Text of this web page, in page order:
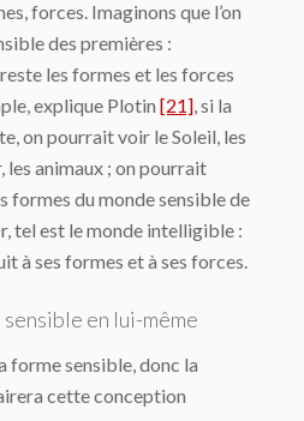
forces. Imaginons que l’on
des premières :
les formes et les forces
explique Plotin [21], si la
on pourrait voir le Soleil, les
les animaux ; on pourrait
formes du monde sensible de
tel est le monde intelligible :
à ses formes et à ses forces.
en lui-même
forme sensible, donc la
cette conception